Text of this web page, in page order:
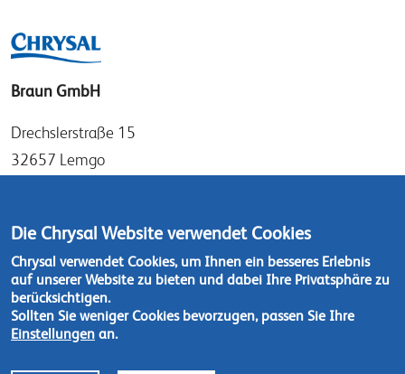
Braun GmbH
Drechslerstraße 15
32657 Lemgo
Tel: +49 (0)52 61 97 56 0
Fax: +49 (0)52 61 97 56 36
Kontaktieren Sie uns
Die Chrysal Website verwendet Cookies
Chrysal verwendet Cookies, um Ihnen ein besseres Erlebnis
auf unserer Website zu bieten und dabei Ihre Privatsphäre zu
berücksichtigen.
Sollten Sie weniger Cookies bevorzugen, passen Sie Ihre
Einstellungen an.